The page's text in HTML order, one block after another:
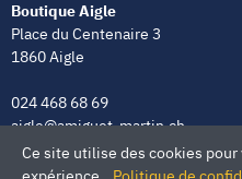
Boutique Aigle
Place du Centenaire 3
1860 Aigle
024 468 68 69
aigle@amiguet-martin.ch
Lundi - Vendredi 8h00 - 12h00 |
Ce site utilise des cookies